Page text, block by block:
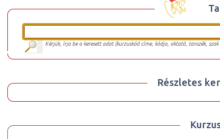
Kérjük, írja be a keresett adat (kurzuskód címe, kódja, oktató, tanszék,
Részletes